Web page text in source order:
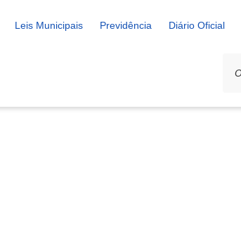
Leis Municipais Previdência Diário Oficial